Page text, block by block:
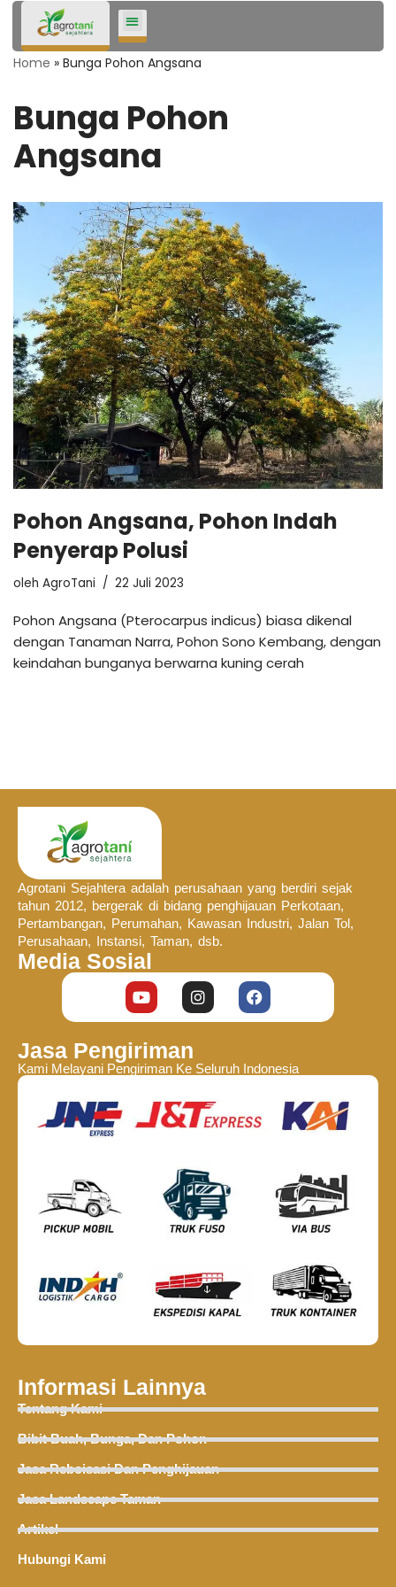
Lompat
ke
Home » Bunga Pohon Angsana
Bunga Pohon
Angsana
Pohon Angsana, Pohon Indah
Penyerap Polusi
oleh AgroTani 22 Juli 2023
Pohon Angsana (Pterocarpus indicus) biasa dikenal
dengan Tanaman Narra, Pohon Sono Kembang, dengan
keindahan bunganya berwarna kuning cerah
Agrotani Sejahtera adalah perusahaan yang berdiri sejak
tahun 2012, bergerak di bidang penghijauan Perkotaan,
Pertambangan, Perumahan, Kawasan Industri, Jalan Tol,
Perusahaan, Instansi, Taman, dsb.
Media Sosial
Jasa Pengiriman
Kami Melayani Pengiriman Ke Seluruh Indonesia
Informasi Lainnya
Tentang Kami
Bibit Buah, Bunga, Dan Pohon
Jasa Reboisasi Dan Penghijauan
Jasa Landscape Taman
Artikel
Hubungi Kami